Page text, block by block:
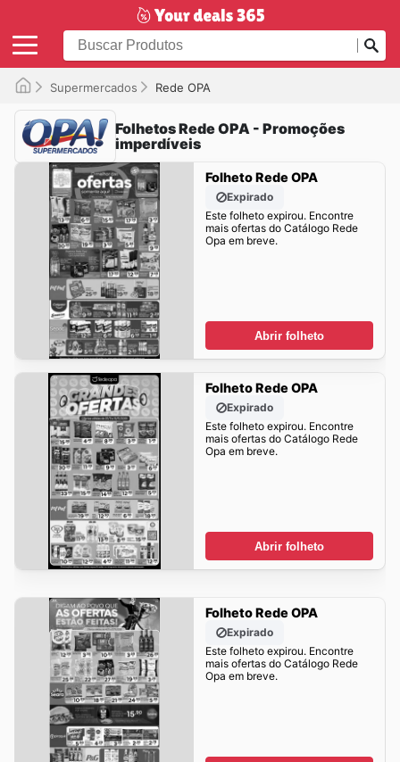
Supermercados Rede OPA
Folhetos Rede OPA - Promoções
imperdíveis
Folheto Rede OPA
Expirado
Este folheto expirou. Encontre
mais ofertas do Catálogo Rede
Opa em breve.
Abrir folheto
Folheto Rede OPA
Expirado
Este folheto expirou. Encontre
mais ofertas do Catálogo Rede
Opa em breve.
Abrir folheto
Folheto Rede OPA
Expirado
Este folheto expirou. Encontre
mais ofertas do Catálogo Rede
Opa em breve.